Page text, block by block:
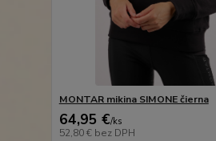
MONTAR mikina SIMONE čierna
64,95 €/ks
52,80 € bez DPH